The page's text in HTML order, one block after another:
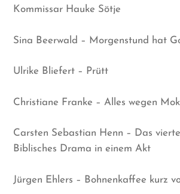
Kommissar Hauke Sötje
Sina Beerwald – Morgenstund hat
Ulrike Bliefert – Prütt
Christiane Franke – Alles wegen
Carsten Sebastian Henn – Das
Biblisches Drama in einem Akt
Jürgen Ehlers – Bohnenkaffee kurz